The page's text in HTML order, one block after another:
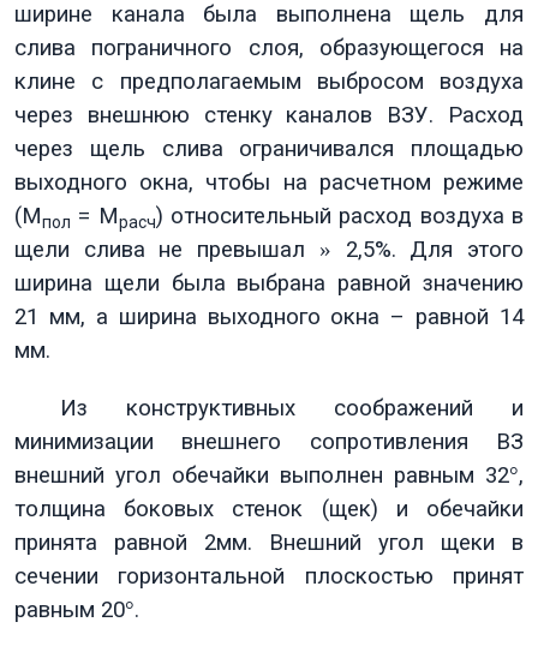
ширине канала была выполнена щель для
слива пограничного слоя, образующегося на
клине с предполагаемым выбросом воздуха
через внешнюю стенку каналов ВЗУ. Расход
через щель слива ограничивался площадью
выходного окна, чтобы на расчетном режиме
(Мпол = Мрасч) относительный расход воздуха в
щели слива не превышал » 2,5%. Для этого
ширина щели была выбрана равной значению
21 мм, а ширина выходного окна – равной 14
мм.
Из конструктивных соображений и
минимизации внешнего сопротивления ВЗ
внешний угол обечайки выполнен равным 32°,
толщина боковых стенок (щек) и обечайки
принята равной 2мм. Внешний угол щеки в
сечении горизонтальной плоскостью принят
равным 20°.